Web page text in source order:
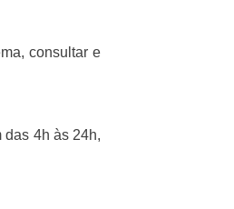
consultar e
das 4h às 24h,